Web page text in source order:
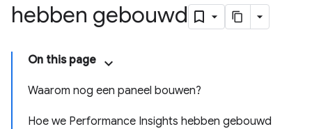
hebben gebouwd
On this page
Waarom nog een paneel bouwen?
Hoe we Performance Insights hebben gebouwd